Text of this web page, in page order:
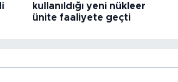
kullanıldığı yeni nükleer
ünite faaliyete geçti